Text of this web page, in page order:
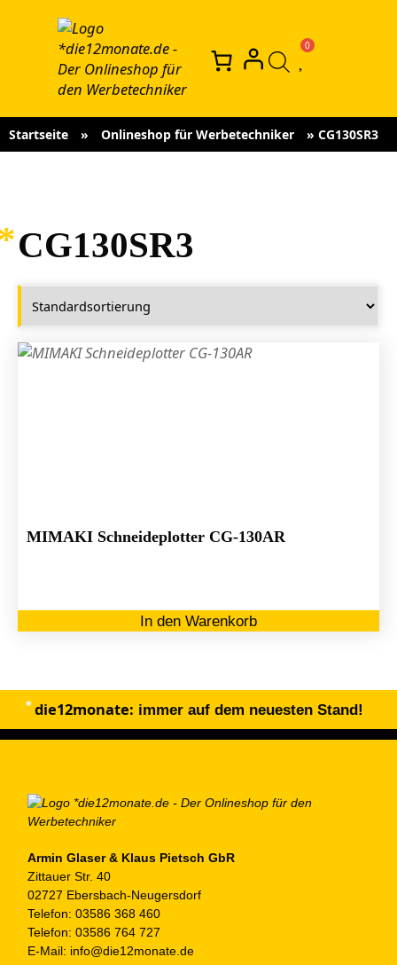
Startseite » Onlineshop für Werbetechniker » CG130SR3
CG130SR3
MIMAKI Schneideplotter CG-130AR
In den Warenkorb
die12monate: immer auf dem neuesten Stand!
Armin Glaser & Klaus Pietsch GbR
Zittauer Str. 40
02727 Ebersbach-Neugersdorf
Telefon: 03586 368 460
Telefon: 03586 764 727
E-Mail: info@die12monate.de